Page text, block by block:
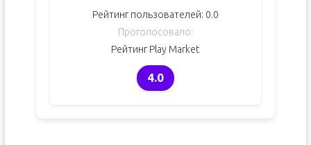
Рейтинг пользователей: 0.0
Проголосовало:
Рейтинг Play Market
4.0